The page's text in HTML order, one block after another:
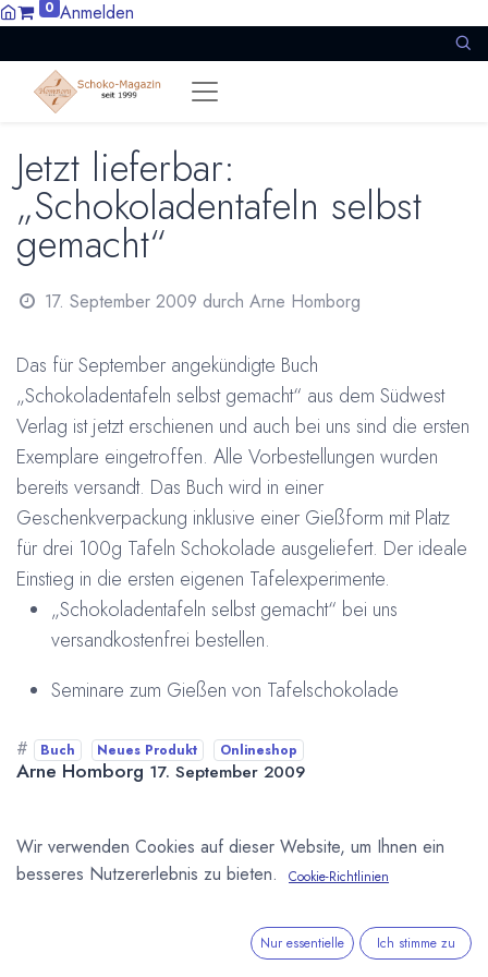
0 Anmelden
Jetzt lieferbar:
„Schokoladentafeln selbst
gemacht“
17. September 2009 durch Arne Homborg
Das für September angekündigte Buch
„Schokoladentafeln selbst gemacht“ aus dem Südwest
Verlag ist jetzt erschienen und auch bei uns sind die ersten
Exemplare eingetroffen. Alle Vorbestellungen wurden
bereits versandt. Das Buch wird in einer
Geschenkverpackung inklusive einer Gießform mit Platz
für drei 100g Tafeln Schokolade ausgeliefert. Der ideale
Einstieg in die ersten eigenen Tafelexperimente.
„Schokoladentafeln selbst gemacht“ bei uns
versandkostenfrei bestellen.
Seminare zum Gießen von Tafelschokolade
# Buch Neues Produkt Onlineshop
Arne Homborg 17. September 2009
DIESEN BEITRAG TEILEN
Wir verwenden Cookies auf dieser Website, um Ihnen ein
besseres Nutzererlebnis zu bieten.
Cookie-Richtlinien
Nur essentielle Ich stimme zu